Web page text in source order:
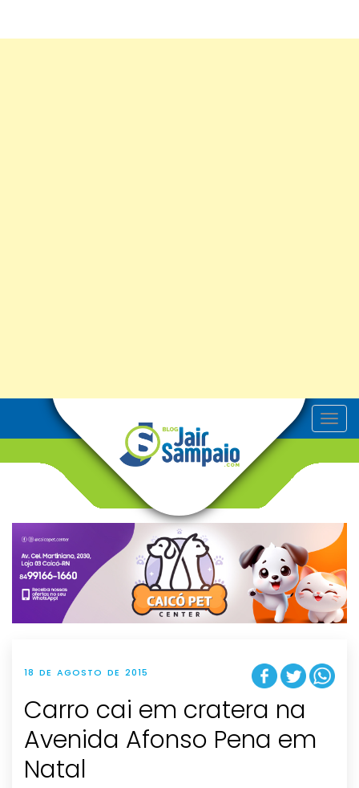
T
o
v
g
t
i
o
n
18 DE AGOSTO DE 2015
Carro cai em cratera na
Avenida Afonso Pena em
Natal